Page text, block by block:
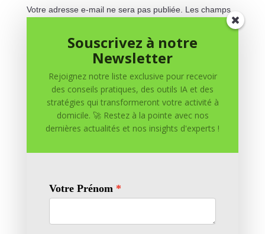
Votre adresse e-mail ne sera pas publiée. Les champs
Souscrivez à notre
Newsletter
Rejoignez notre liste exclusive pour recevoir
des conseils pratiques, des outils IA et des
stratégies qui transformeront votre activité à
domicile. 🚀 Restez à la pointe avec nos
dernières actualités et nos insights d'experts !